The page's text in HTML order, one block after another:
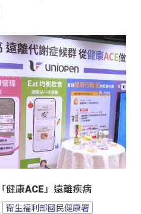
健康ACE」遠離疾病
衛生福利部國民健康署